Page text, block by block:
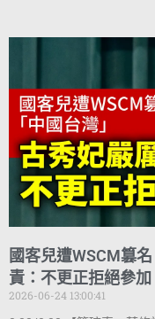
國客兒遭WSCM篡
責：不更正拒絕參加
2026-06-24 13:00:41